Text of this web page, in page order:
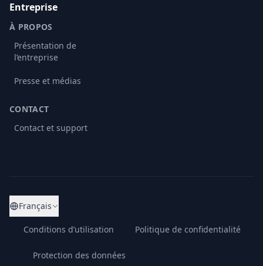
Entreprise
À PROPOS
Présentation de
l’entreprise
Presse et médias
CONTACT
Contact et support
Français
Conditions d’utilisation Politique de confidentialité
Protection des données